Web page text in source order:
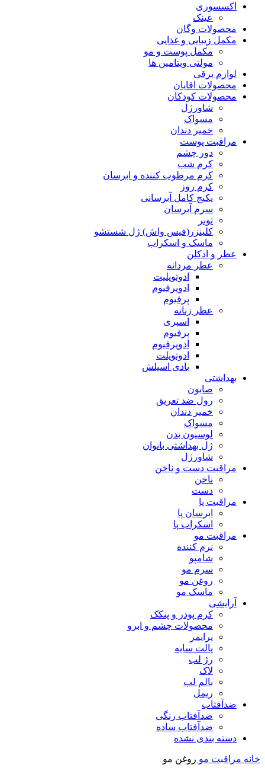
اکسسوری
عینک
محصولات وگان
مکمل زیبایی و غذایی
مکمل پوست و مو
مولتی ویتامین ها
لوازم برقی
محصولات اقايان
محصولات کودکان
شاورژل
مسواک
خمیر دندان
مراقبت پوست
دور چشم
کرم شب
كرم مرطوب كننده و ابرسان
کرم روز
پکیج کامل آبرسانی
سرم آبرسان
تونر
کلینزر(فیس واش) ژل شستشو
ماسک و اسکراب
عطر و ادکلن
عطر مردانه
ادوتويليت
ادوپرفیوم
پرفیوم
عطر زنانه
اسپری
پرفیوم
ادوپرفیوم‌
ادوتویلت
بادی اسپلش
بهداشتی
صابون
رول ضد تعریق
خمیر دندان
مسواک
لوسیون بدن
ژل بهداشتی بانوان
شاورژل
مراقبت دست و ناخن
ناخن
دست
مراقبت پا
ابرسان پا
اسکراب پا
مراقبت مو
نرم کننده
شامپو
سرم مو
روغن مو
ماسک مو
آرایشی
کرم پودر و پنکک
محصولات چشم و ابرو
پرایمر
پالت سایه
رژ لب
لاک
بالم لب
ریمل
ضدآفتاب
ضدآفتاب رنگی
ضدآفتاب ساده
دسته بندی نشده
خانه مراقبت مو روغن مو